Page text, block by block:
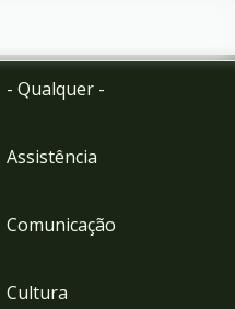
- Qualquer -
Assistência
Comunicação
Cultura